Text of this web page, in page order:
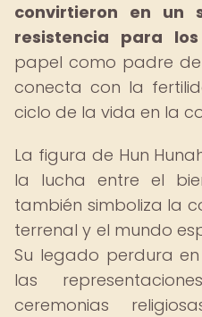
convirtieron en un
resistencia para
papel como padre de
conecta con la
ciclo de la vida en la
La figura de Hun
la lucha entre el
también simboliza la
terrenal y el mundo
Su legado perdura
las
ceremonias